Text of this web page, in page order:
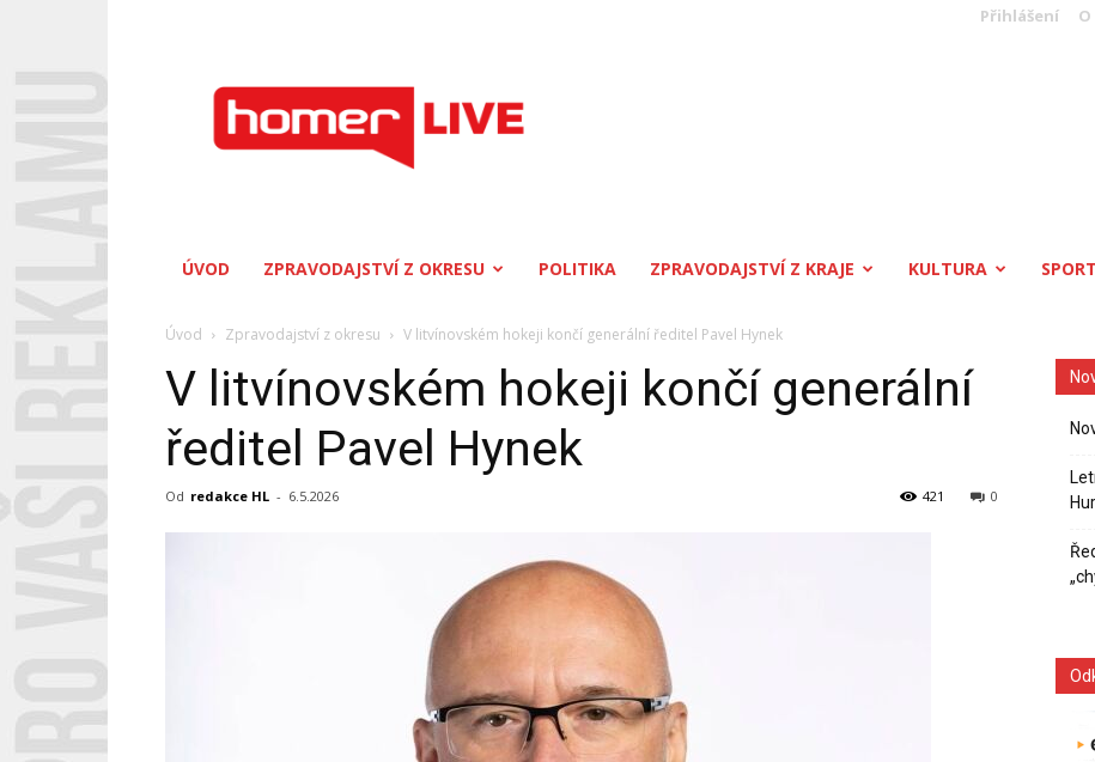
Přihlášení
Homerlive
ÚVOD ZPRAVODAJSTVÍ Z OKRESU POLITIKA ZPRAVODAJSTVÍ Z KRAJE KULTURA SPORT
Úvod Zpravodajství z okresu V litvínovském hokeji končí generální ředitel Pavel Hynek
V litvínovském hokeji končí generální
ředitel Pavel Hynek
Od redakce HL - 6.5.2026 0
421